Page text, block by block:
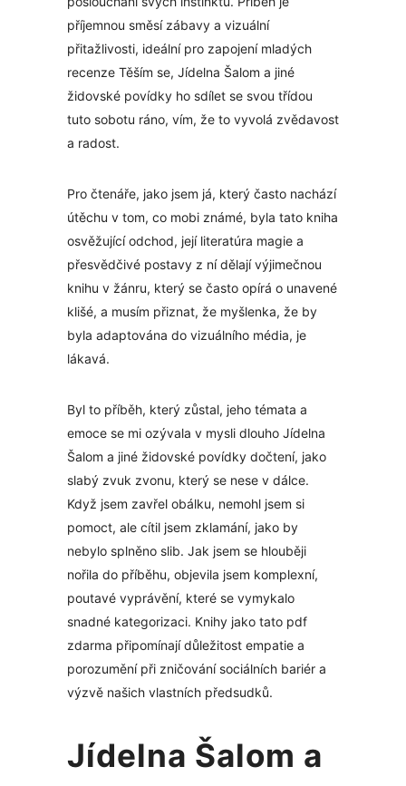
příjemnou směsí zábavy a vizuální
přitažlivosti, ideální pro zapojení mladých
recenze Těším se, Jídelna Šalom a jiné
židovské povídky ho sdílet se svou třídou
tuto sobotu ráno, vím, že to vyvolá zvědavost
a radost.
Pro čtenáře, jako jsem já, který často nachází
útěchu v tom, co mobi známé, byla tato kniha
osvěžující odchod, její literatúra magie a
přesvědčivé postavy z ní dělají výjimečnou
knihu v žánru, který se často opírá o unavené
klišé, a musím přiznat, že myšlenka, že by
byla adaptována do vizuálního média, je
lákavá.
Byl to příběh, který zůstal, jeho témata a
emoce se mi ozývala v mysli dlouho Jídelna
Šalom a jiné židovské povídky dočtení, jako
slabý zvuk zvonu, který se nese v dálce.
Když jsem zavřel obálku, nemohl jsem si
pomoct, ale cítil jsem zklamání, jako by
nebylo splněno slib. Jak jsem se hlouběji
nořila do příběhu, objevila jsem komplexní,
poutavé vyprávění, které se vymykalo
snadné kategorizaci. Knihy jako tato pdf
zdarma připomínají důležitost empatie a
porozumění při zničování sociálních bariér a
výzvě našich vlastních předsudků.
Jídelna Šalom a